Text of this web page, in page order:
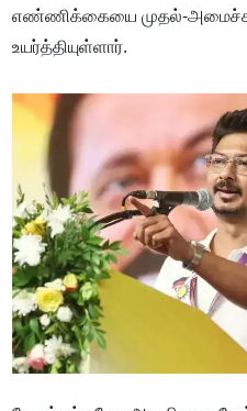
எண்ணிக்கையை முதல்-
உயர்த்தியுள்ளார்.